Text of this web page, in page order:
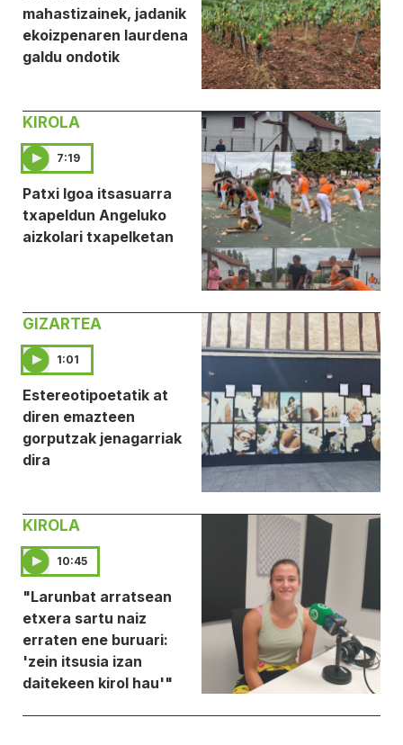
mahastizainek, jadanik
ekoizpenaren laurdena
galdu ondotik
KIROLA
7:19
Patxi Igoa itsasuarra
txapeldun Angeluko
aizkolari txapelketan
GIZARTEA
1:01
Estereotipoetatik at
diren emazteen
gorputzak jenagarriak
dira
KIROLA
10:45
"Larunbat arratsean
etxera sartu naiz
erraten ene buruari:
'zein itsusia izan
daitekeen kirol hau'"